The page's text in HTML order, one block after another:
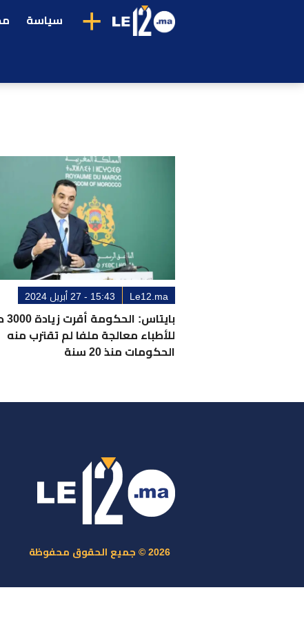
+ سياسة
Le12.ma 15:43 - 27 أبريل 2024
للأطباء معالجة ملفا لم تقترب منه
الحكومات منذ 20 سنة
2026 © جميع الحقوق محفوظة